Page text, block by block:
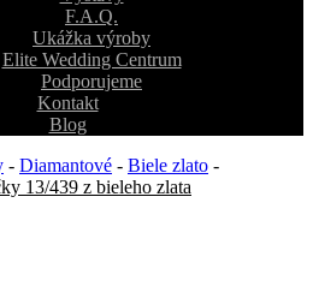
F.A.Q.
Ukážka výroby
Elite Wedding Centrum
Podporujeme
Kontakt
Blog
- Diamantové - Biele zlato -
13/439 z bieleho zlata